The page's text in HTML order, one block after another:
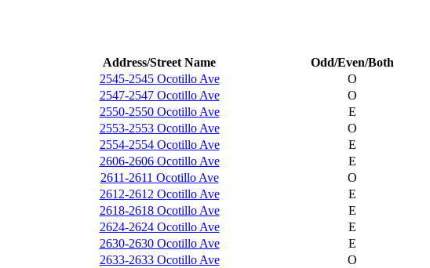
Address/Street Name
Odd/Even/Both
2545-2545 Ocotillo Ave
O
2547-2547 Ocotillo Ave
O
2550-2550 Ocotillo Ave
E
2553-2553 Ocotillo Ave
O
2554-2554 Ocotillo Ave
E
2606-2606 Ocotillo Ave
E
2611-2611 Ocotillo Ave
O
2612-2612 Ocotillo Ave
E
2618-2618 Ocotillo Ave
E
2624-2624 Ocotillo Ave
E
2630-2630 Ocotillo Ave
E
2633-2633 Ocotillo Ave
O